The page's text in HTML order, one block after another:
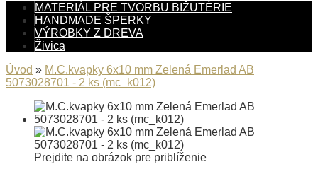
MATERIÁL PRE TVORBU BIŽUTÉRIE
HANDMADE ŠPERKY
VÝROBKY Z DREVA
Živica
Úvod » M.C.kvapky 6x10 mm Zelená Emerlad AB
5073028701 - 2 ks (mc_k012)
Prejdite na obrázok pre priblíženie